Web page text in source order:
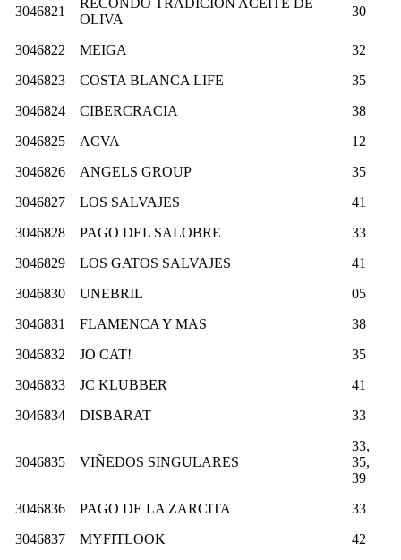
3046821
OLIVA
30
3046822 MEIGA
32
3046823
COSTA BLANCA LIFE
35
3046824
CIBERCRACIA
38
3046825
ACVA
12
3046826
ANGELS GROUP
35
3046827
LOS SALVAJES
41
3046828
PAGO DEL SALOBRE
33
3046829
LOS GATOS SALVAJES
41
3046830
UNEBRIL
05
3046831
FLAMENCA Y MAS
38
3046832
JO CAT!
35
3046833
JC KLUBBER
41
3046834
DISBARAT 33
3046835 VIÑEDOS SINGULARES
33,
35,
39
3046836
PAGO DE LA ZARCITA
33
3046837
MYFITLOOK
42